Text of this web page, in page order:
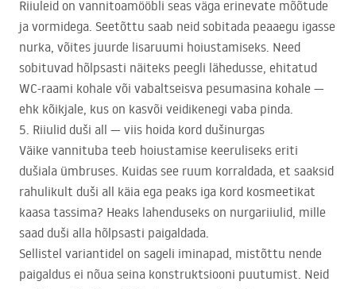
Riiuleid on vannitoamööbli seas väga erinevate mõõtude
ja vormidega. Seetõttu saab neid sobitada peaaegu igasse
nurka, võites juurde lisaruumi hoiustamiseks. Need
sobituvad hõlpsasti näiteks peegli lähedusse, ehitatud
WC-raami kohale või vabaltseisva pesumasina kohale —
ehk kõikjale, kus on kasvõi veidikenegi vaba pinda.
5. Riiulid duši all — viis hoida kord dušinurgas
Väike vannituba teeb hoiustamise keeruliseks eriti
dušiala ümbruses. Kuidas see ruum korraldada, et saaksid
rahulikult duši all käia ega peaks iga kord kosmeetikat
kaasa tassima? Heaks lahenduseks on nurgariiulid, mille
saad duši alla hõlpsasti paigaldada.
Sellistel variantidel on sageli iminapad, mistõttu nende
paigaldus ei nõua seina konstruktsiooni puutumist. Neid